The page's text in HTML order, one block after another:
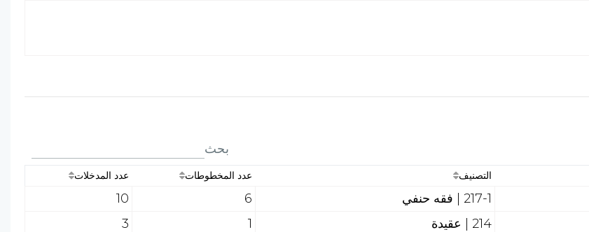
بحث
التصنيف عدد المخطوطات عدد المدخلات
217-1 | فقه حنفي 6
10
214 | عقيدة 1
3